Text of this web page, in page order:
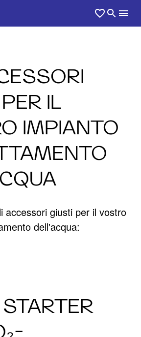
IL
IMPIANTO
accessori giusti per il vostro
dell'acqua: